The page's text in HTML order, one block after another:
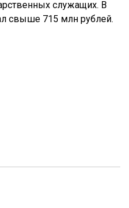
служащих. В
свыше 715 млн рублей.